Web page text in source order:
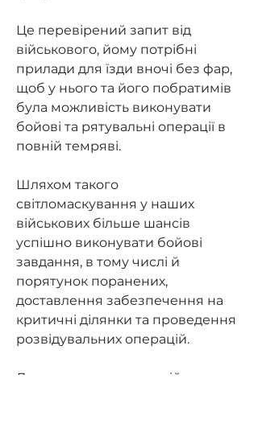
Це перевірений запит від
військового, йому потрібні
прилади для їзди вночі без фар,
щоб у нього та його побратимів
була можливість виконувати
бойові та рятувальні операції в
повній темряві.
Шляхом такого
світломаскування у наших
військових більше шансів
успішно виконувати бойові
завдання, в тому числі й
порятунок поранених,
доставлення забезпечення на
критичні ділянки та проведення
розвідувальних операцій.
Допоможемо нашим військовим